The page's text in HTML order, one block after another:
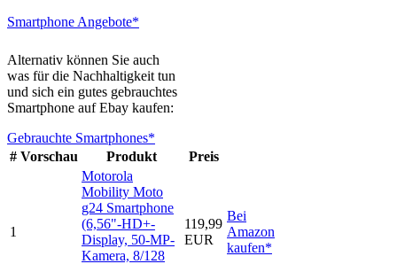
Smartphone Angebote*
Alternativ können Sie auch
was für die Nachhaltigkeit tun
und sich ein gutes gebrauchtes
Smartphone auf Ebay kaufen:
Gebrauchte Smartphones*
# Vorschau Produkt Preis
1
Motorola
Mobility Moto
g24 Smartphone
(6,56"-HD+-
Display, 50-MP-
Kamera, 8/128
119,99
EUR
Bei
Amazon
kaufen*